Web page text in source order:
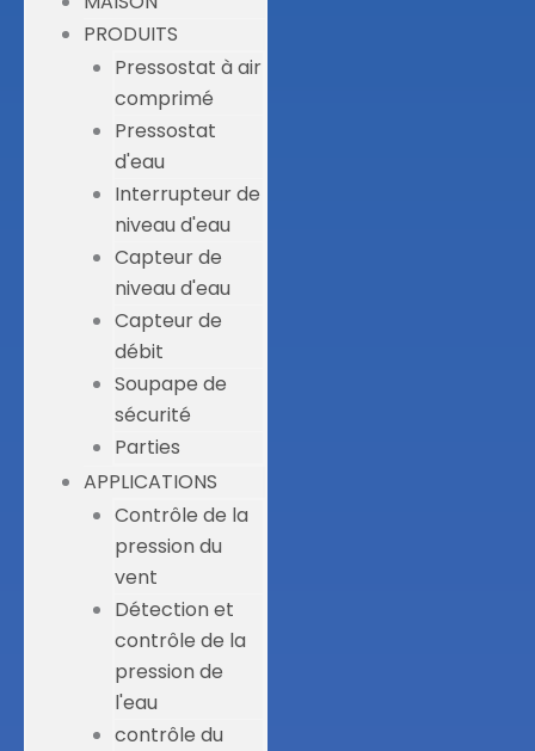
PRODUITS
Pressostat à air
comprimé
Pressostat
d'eau
Interrupteur de
niveau d'eau
Capteur de
niveau d'eau
Capteur de
débit
Soupape de
sécurité
Parties
APPLICATIONS
Contrôle de la
pression du
vent
Détection et
contrôle de la
pression de
l'eau
contrôle du